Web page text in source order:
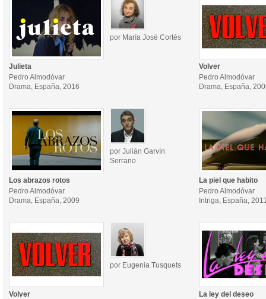
por María José Cortés
Julieta
Pedro Almodóvar
Drama, España, 2016
Volver
Pedro Almodóvar
Drama, España,
por Julián Garvín
Serrano
Los abrazos rotos
Pedro Almodóvar
Drama, España, 2009
La piel que habito
Pedro Almodóvar
Intriga, España,
por Eugenia Tusquets
Volver
La ley del deseo